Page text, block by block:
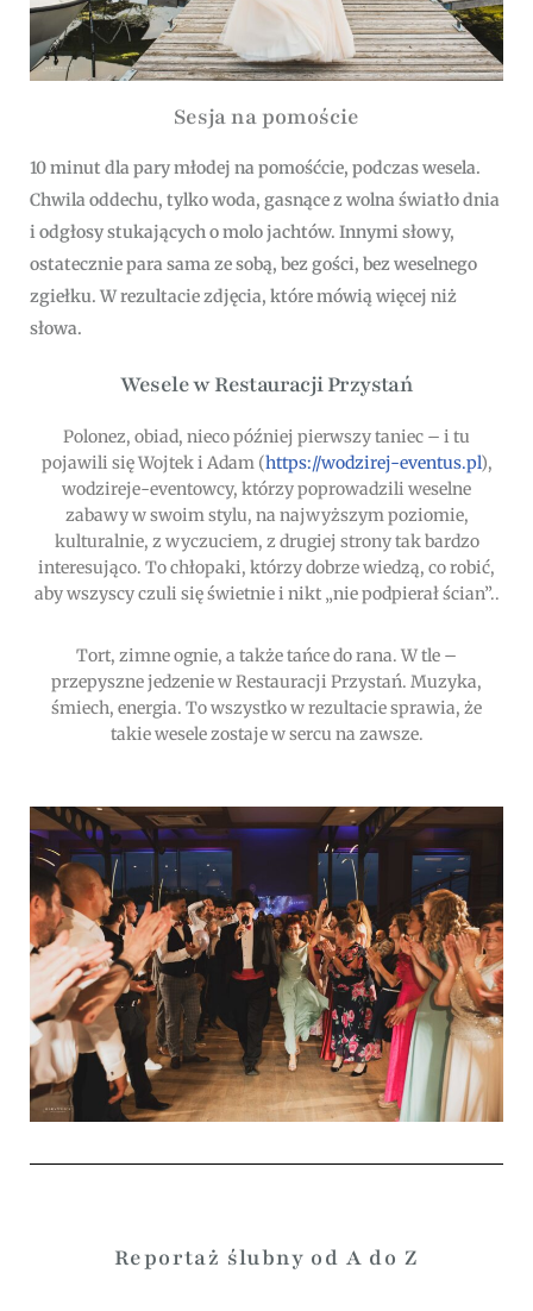
Sesja na pomoście
10 minut dla pary młodej na pomośćcie, podczas wesela.
Chwila oddechu, tylko woda, gasnące z wolna światło dnia
i odgłosy stukających o molo jachtów. Innymi słowy,
ostatecznie para sama ze sobą, bez gości, bez weselnego
zgiełku. W rezultacie zdjęcia, które mówią więcej niż
słowa.
Wesele w Restauracji Przystań
Polonez, obiad, nieco później pierwszy taniec – i tu
pojawili się Wojtek i Adam (https://wodzirej-eventus.pl),
wodzireje-eventowcy, którzy poprowadzili weselne
zabawy w swoim stylu, na najwyższym poziomie,
kulturalnie, z wyczuciem, z drugiej strony tak bardzo
interesująco. To chłopaki, którzy dobrze wiedzą, co robić,
aby wszyscy czuli się świetnie i nikt „nie podpierał ścian”..
Tort, zimne ognie, a także tańce do rana. W tle –
przepyszne jedzenie w Restauracji Przystań. Muzyka,
śmiech, energia. To wszystko w rezultacie sprawia, że
takie wesele zostaje w sercu na zawsze.
Reportaż ślubny od A do Z